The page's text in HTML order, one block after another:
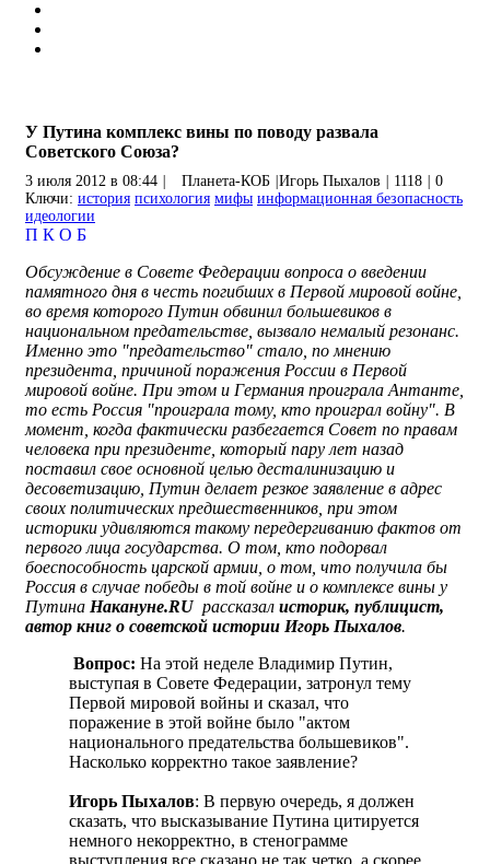
У Путина комплекс вины по поводу развала
Советского Союза?
3 июля 2012 в 08:44 Планета-КОБ Игорь Пыхалов 1118
0
Ключи: история психология мифы информационная безопасность
идеологии
П К О Б
Обсуждение в Совете Федерации вопроса о введении
памятного дня в честь погибших в Первой мировой войне,
во время которого Путин обвинил большевиков в
национальном предательстве, вызвало немалый резонанс.
Именно это "предательство" стало, по мнению
президента, причиной поражения России в Первой
мировой войне. При этом и Германия проиграла Антанте,
то есть Россия "проиграла тому, кто проиграл войну". В
момент, когда фактически разбегается Совет по правам
человека при президенте, который пару лет назад
поставил свое основной целью десталинизацию и
десоветизацию, Путин делает резкое заявление в адрес
своих политических предшественников, при этом
историки удивляются такому передергиванию фактов от
первого лица государства. О том, кто подорвал
боеспособность царской армии, о том, что получила бы
Россия в случае победы в той войне и о комплексе вины у
Путина Накануне.RU рассказал историк, публицист,
автор книг о советской истории Игорь Пыхалов.
Вопрос: На этой неделе Владимир Путин,
выступая в Совете Федерации, затронул тему
Первой мировой войны и сказал, что
поражение в этой войне было "актом
национального предательства большевиков".
Насколько корректно такое заявление?
Игорь Пыхалов: В первую очередь, я должен
сказать, что высказывание Путина цитируется
немного некорректно, в стенограмме
выступления все сказано не так четко, а скорее